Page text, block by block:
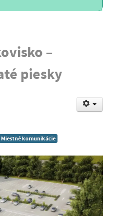
–
piesky
Miestné komunikácie